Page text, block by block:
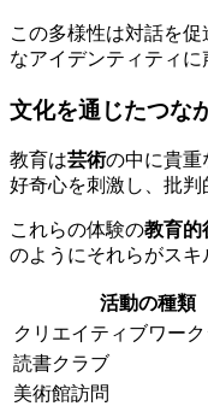
この多様性は対話を
なアイデンティティに
文化を通じたつな
教育は芸術の中に貴重
好奇心を刺激し、批判
これらの体験の教育的
のようにそれらがスキ
活動の種類
クリエイティブワー
読書クラブ
美術館訪問